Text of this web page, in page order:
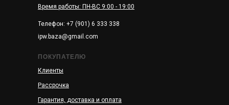
ipw.baza@gmail.com
Гарантия, доставка и оплата
Рассрочка
Клиенты
ПОКУПАТЕЛЮ
Телефон: +7 (901) 6 333 338
Время работы: ПН-ВС 9:00 - 19:00